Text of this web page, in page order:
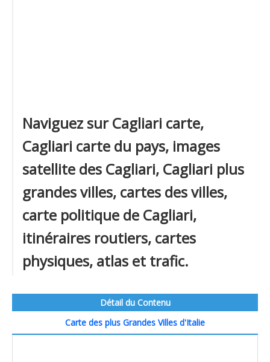
Naviguez sur Cagliari carte,
Cagliari carte du pays, images
satellite des Cagliari, Cagliari plus
grandes villes, cartes des villes,
carte politique de Cagliari,
itinéraires routiers, cartes
physiques, atlas et trafic.
Détail du Contenu
Carte des plus Grandes Villes d'Italie